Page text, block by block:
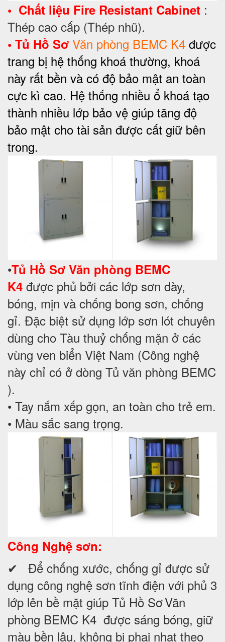
• Chất liệu Fire Resistant Cabinet :
Thép cao cấp (Thép nhũ).
• Tủ Hồ Sơ Văn phòng BEMC K4 được
trang bị hệ thống khoá thường, khoá
này rất bền và có độ bảo mật an toàn
cực kì cao. Hệ thống nhiều ổ khoá tạo
thành nhiều lớp bảo vệ giúp tăng độ
bảo mật cho tài sản được cất giữ bên
trong.
•Tủ Hồ Sơ Văn phòng BEMC
K4 được phủ bởi các lớp sơn dày,
bóng, mịn và chống bong sơn, chống
gỉ. Đặc biệt sử dụng lớp sơn lót chuyên
dùng cho Tàu thuỷ chống mặn ở các
vùng ven biển Việt Nam (Công nghệ
này chỉ có ở dòng Tủ văn phòng BEMC
).
• Tay nắm xếp gọn, an toàn cho trẻ em.
• Màu sắc sang trọng.
Công Nghệ sơn:
✔ Để chống xước, chống gỉ được sử
dụng công nghệ sơn tĩnh điện với phủ 3
lớp lên bề mặt giúp Tủ Hồ SơVăn
phòng BEMC K4 được sáng bóng, giữ
màu bền lâu, không bị phai nhạt theo